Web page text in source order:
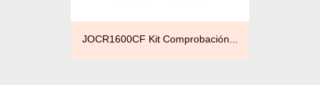
JOCR1600CF Kit Comprobación...